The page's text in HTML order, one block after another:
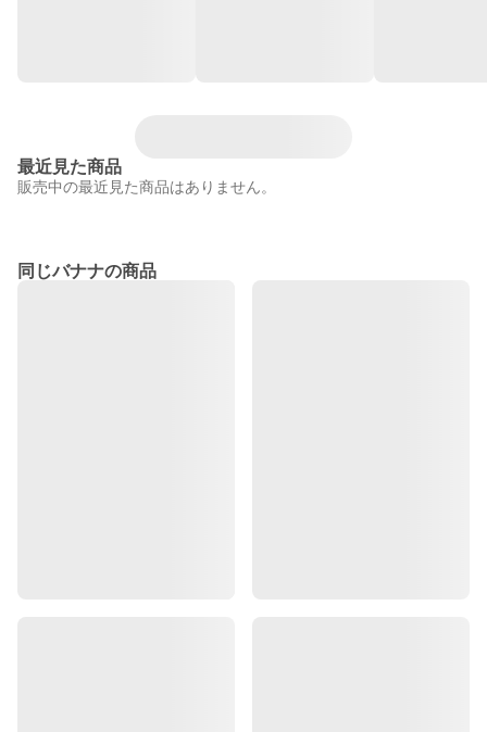
最近見た商品
販売中の最近見た商品はありません。
同じバナナの商品